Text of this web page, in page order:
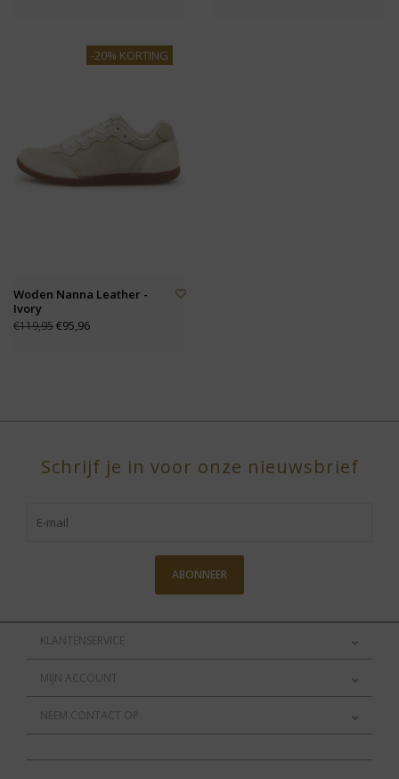
-20% KORTING
Woden Nanna Leather -
Ivory
€119,95€95,96
Schrijf je in voor onze nieuwsbrief
ABONNEER
KLANTENSERVICE
MIJN ACCOUNT
NEEM CONTACT OP